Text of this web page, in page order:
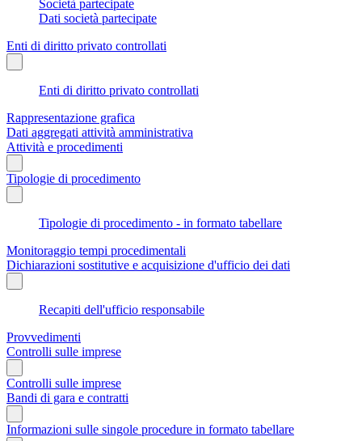
Società partecipate
Dati società partecipate
Enti di diritto privato controllati
Enti di diritto privato controllati
Rappresentazione grafica
Dati aggregati attività amministrativa
Attività e procedimenti
Tipologie di procedimento
Tipologie di procedimento - in formato tabellare
Monitoraggio tempi procedimentali
Dichiarazioni sostitutive e acquisizione d'ufficio dei dati
Recapiti dell'ufficio responsabile
Provvedimenti
Controlli sulle imprese
Controlli sulle imprese
Bandi di gara e contratti
Informazioni sulle singole procedure in formato tabellare